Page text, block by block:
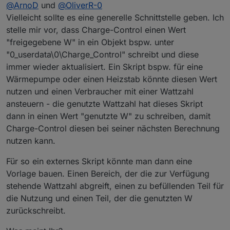
let NetzLeistung_W
let
MaxTempHeizstab (await getStateAsync
IstTempHeizstab getStateAsync
let
IstTempExtFuehler = (await
let
Batterie_SOC = (await getStateAsync
let
MaxHeizstableistung_W = (await
let HeizstabStatus = (await getStateAsync
let HeizstabLadeleistung_W = 0 ;
Hausverbrauch_W =Hausverbrauch_W -
    NetzLeistung_W =
- PV_Leistung_W +
// PV_Leistung_W = 8000
// NetzLeistung_W = -1000
// Prüfen ob Werte Netz oder Batterie
if (NetzLeistung_W <= -1000 &&
HeizstabLadeleistung_W =
    }
else if (NetzLeistung_W <= -1000 &&
notwendig ist, oder ob man das einfach dem Heizstab
überlässt.
Der Heizstab schaltet sich bei erreichen der MaxTemp
automatisch ab, bei mir 60° und kühlt dann ab bis 57°,
danach aktiviert er sich wieder.
Hab noch zu wenig sonnige Tage um zu sagen was
effektiver ist.
//MyPV Version v.0.06
const sID_LeistungHeizstab_W =
const sID_PV_Leistung = 'e3dc-
const sID_Eigenverbrauch = 'e3dc-
const sID_Netz_Leistung = 'e3dc-
const sID_Batterie_Leistung = 'e3dc-
const sID_Batterie_SOC = 'e3dc-
const sID_Soll_LeistungHeizstab_W =
const sID_IstTempHeizstab =
const
const sID_MaxTempHeizstab =
const sID_MaxHeizstableistung_W =
const sID_HeizstabStatus =
const Haltezeit = 10;
let HaltezeitHeizstab = null;
clearTimeout(HaltezeitHeizstab);
//
schedule('*/20 * * * * *', async function () {
Grüße
@ArnoD und @OliverR-0
Vielleicht sollte es eine generelle Schnittstelle geben. Ich
stelle mir vor, dass Charge-Control einen Wert
"freigegebene W" in ein Objekt bspw. unter
"0_userdata\0\Charge_Control" schreibt und diese
immer wieder aktualisiert. Ein Skript bspw. für eine
Wärmepumpe oder einen Heizstab könnte diesen Wert
nutzen und einen Verbraucher mit einer Wattzahl
ansteuern - die genutzte Wattzahl hat dieses Skript
dann in einen Wert "genutzte W" zu schreiben, damit
Charge-Control diesen bei seiner nächsten Berechnung
nutzen kann.
Für so ein externes Skript könnte man dann eine
Vorlage bauen. Einen Bereich, der die zur Verfügung
stehende Wattzahl abgreift, einen zu befüllenden Teil für
die Nutzung und einen Teil, der die genutzten W
zurückschreibt.